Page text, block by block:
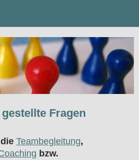
Fragen
Teambegleitung,
bzw.